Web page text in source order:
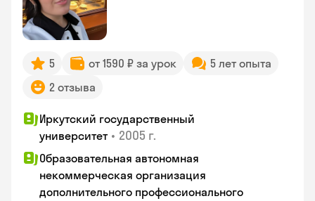
5 от 1590 ₽ за урок
5 лет опыта
2 отзыва
Иркутский государственный
университет • 2005 г.
Образовательная автономная
некоммерческая организация
дополнительного профессионального